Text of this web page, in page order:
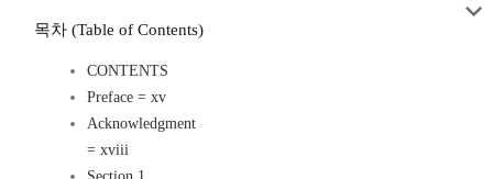
목차 (Table of Contents)
CONTENTS
Preface = xv
Acknowledgment
= xviii